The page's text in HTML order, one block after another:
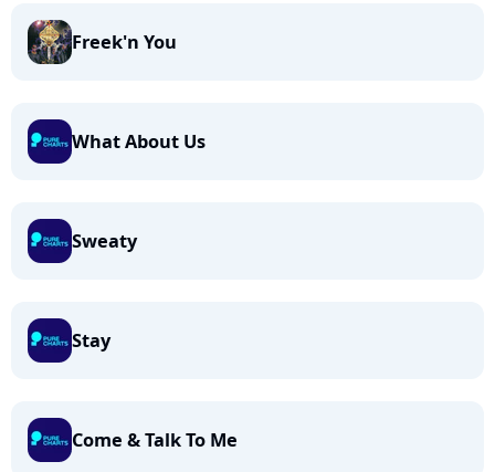
Freek'n You
What About Us
Sweaty
Stay
Come & Talk To Me